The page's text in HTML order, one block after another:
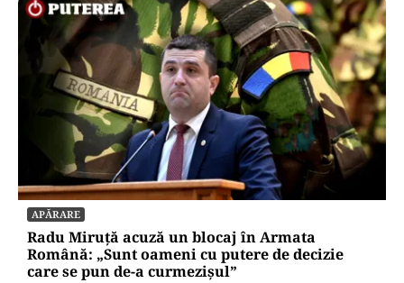
APĂRARE
Radu Miruță acuză un blocaj în Armata
Română: „Sunt oameni cu putere de decizie
care se pun de-a curmezișul”